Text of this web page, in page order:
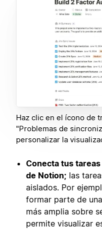
Haz clic en el ícono de
"Problemas de
personalizar la
Conecta tus
de Notion; las
aislados. Por
formar parte de
más amplia sobre
permite visualizar